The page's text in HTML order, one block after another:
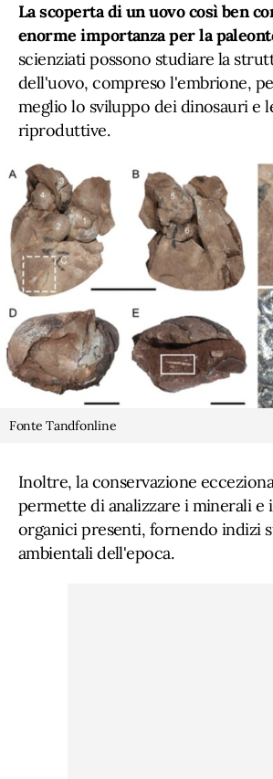
La scoperta di un uovo così ben
enorme importanza per la
scienziati possono studiare la
dell'uovo, compreso l'embrione,
meglio lo sviluppo dei dinosauri e
riproduttive.
Fonte Tandfonline
Inoltre, la conservazione
permette di analizzare i minerali e
organici presenti, fornendo indizi
ambientali dell'epoca.